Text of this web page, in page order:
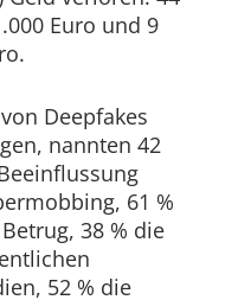
Euro und 9
Deepfakes
nannten 42
61 %
38 % die
52 % die